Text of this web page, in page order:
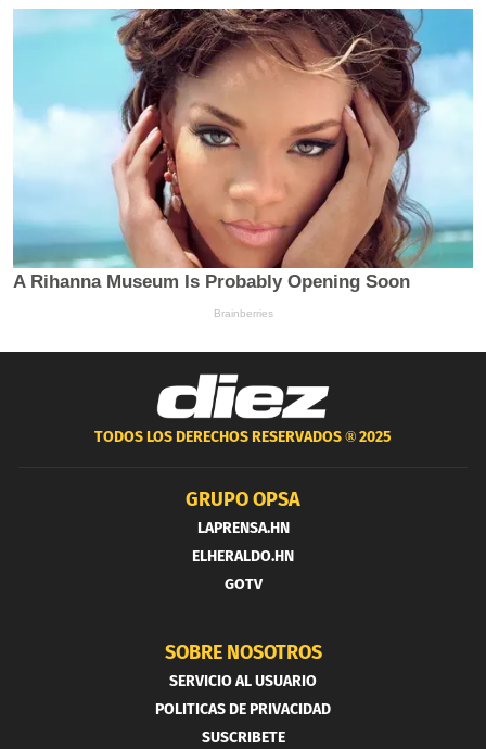
TODOS LOS DERECHOS RESERVADOS ®2025
GRUPO OPSA
LAPRENSA.HN
ELHERALDO.HN
GOTV
SOBRE NOSOTROS
SERVICIO AL USUARIO
POLITICAS DE PRIVACIDAD
SUSCRIBETE